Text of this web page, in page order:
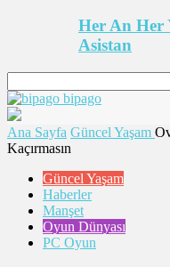
Her An Her
Asistan
bipago
Ana Sayfa Güncel Yaşam
Kaçırmasın
Güncel Yaşam
Haberler
Manşet
Oyun Dünyası
PC Oyun